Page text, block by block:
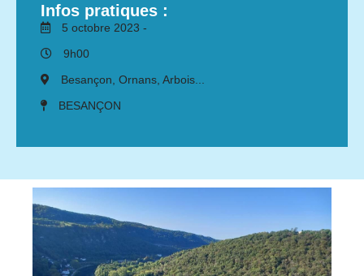
Infos pratiques :
5 octobre 2023 -
9h00
Besançon, Ornans, Arbois...
BESANÇON